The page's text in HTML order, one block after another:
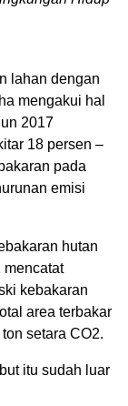
lahan dengan
mengakui hal
2017
18 persen –
pada
emisi
hutan
mencatat
kebakaran
area terbakar
setara CO2.
itu sudah luar